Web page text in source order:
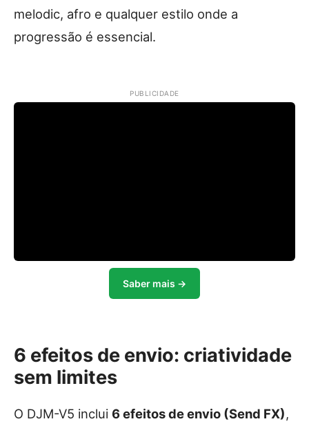
melodic, afro e qualquer estilo onde a
progressão é essencial.
PUBLICIDADE
Saber mais →
6 efeitos de envio: criatividade
sem limites
O DJM-V5 inclui 6 efeitos de envio (Send FX),